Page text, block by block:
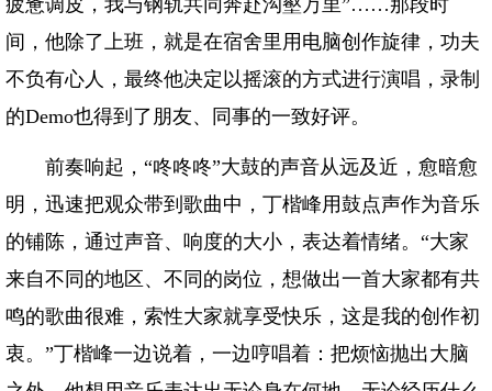
疲惫调皮，我与钢轨共同奔赴沟壑万里”……那段时
间，他除了上班，就是在宿舍里用电脑创作旋律，功夫
不负有心人，最终他决定以摇滚的方式进行演唱，录制
的Demo也得到了朋友、同事的一致好评。
前奏响起，“咚咚咚”大鼓的声音从远及近，愈暗愈
明，迅速把观众带到歌曲中，丁楷峰用鼓点声作为音乐
的铺陈，通过声音、响度的大小，表达着情绪。“大家
来自不同的地区、不同的岗位，想做出一首大家都有共
鸣的歌曲很难，索性大家就享受快乐，这是我的创作初
衷。”丁楷峰一边说着，一边哼唱着：把烦恼抛出大脑